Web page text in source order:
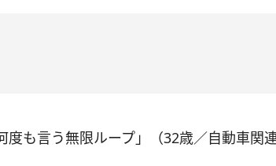
度も言う無限ループ」（32歳／自動車関